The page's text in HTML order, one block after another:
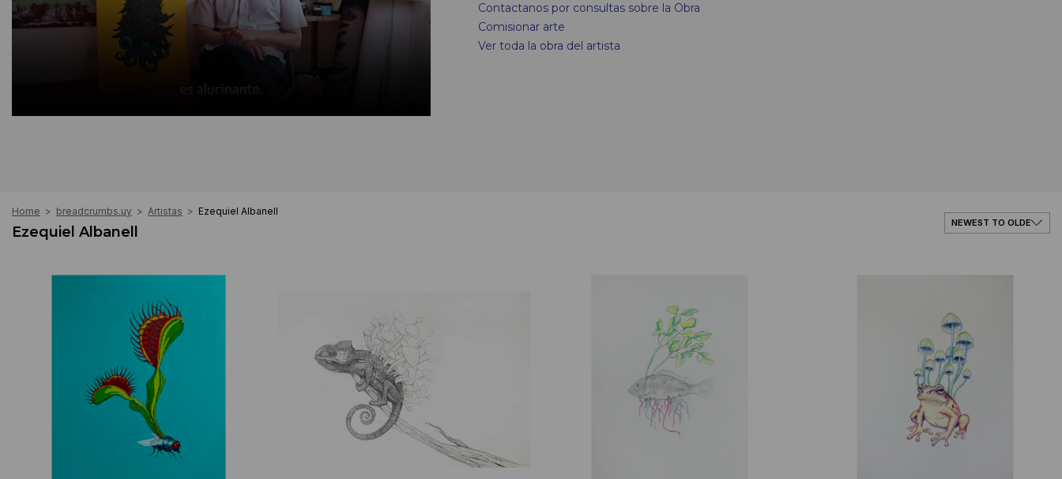
Contactanos por consultas sobre la Obra
Comisionar arte
Ver toda la obra del artista
Home > breadcrumbs.uy > Artistas > Ezequiel Albanell
Ezequiel Albanell